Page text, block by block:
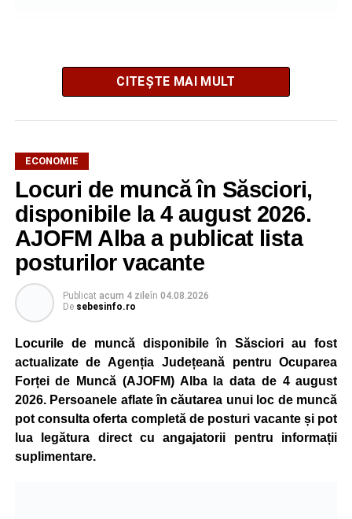
Potrivit unui comunicat al companiei, măsura va fi aplicată
gradual, în funcție de necesitățile sistemului energetic.
Reprezentanții Kronospan precizează că evoluția situației
este monitorizată permanent, iar activitatea va reveni la
capacitate normală imediat ce condițiile vor permite.
Compania dă asigurări că oprirea temporară a unor linii
de producție nu va afecta livrările către clienți.
Kronospan se numără printre cei mai mari consumatori de
energie electrică din România. O parte din necesarul
energetic este acoperită prin producția proprie de energie,
realizată cu ajutorul panourilor fotovoltaice și al unităților
de cogenerare.
Reprezentanții companiei afirmă că vor continua
colaborarea cu autoritățile și operatorii din domeniul
energetic pentru a contribui la depășirea perioadei dificile
CITEȘTE MAI MULT
ECONOMIE
Locuri de muncă în Săsciori,
disponibile la 4 august 2026.
AJOFM Alba a publicat lista
posturilor vacante
Publicat acum 4 zileîn 04.08.2026
De sebesinfo.ro
Locurile de muncă disponibile în Săsciori au fost
actualizate de Agenția Județeană pentru Ocuparea
Forței de Muncă (AJOFM) Alba la data de 4 august
2026. Persoanele aflate în căutarea unui loc de muncă
pot consulta oferta completă de posturi vacante și pot
lua legătura direct cu angajatorii pentru informații
suplimentare.